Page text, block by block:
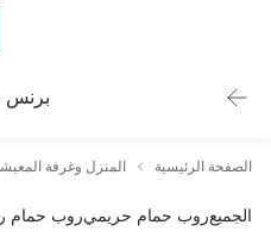
برنس
الصفحة الرئيسية المنزل وغرفة
الجميعروب حمام حريميروب حمام